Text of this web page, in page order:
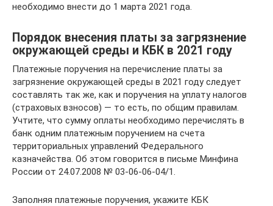
необходимо внести до 1 марта 2021 года.
Порядок внесения платы за загрязнение
окружающей среды и КБК в 2021 году
Платежные поручения на перечисление платы за
загрязнение окружающей среды в 2021 году следует
составлять так же, как и поручения на уплату налогов
(страховых взносов) — то есть, по общим правилам.
Учтите, что сумму оплаты необходимо перечислять в
банк одним платежным поручением на счета
территориальных управлений Федерального
казначейства. Об этом говорится в письме Минфина
России от 24.07.2008 № 03-06-06-04/1.
Заполняя платежные поручения, укажите КБК